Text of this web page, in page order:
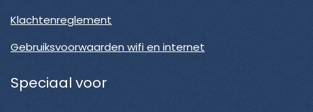
Klachtenreglement
Gebruiksvoorwaarden wifi en internet
Speciaal voor